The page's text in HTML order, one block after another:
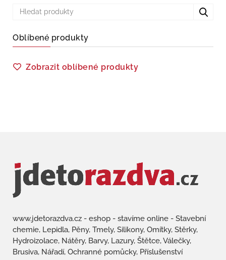
Oblíbené produkty
Zobrazit oblíbené produkty
www.jdetorazdva.cz - eshop - stavíme online - Stavební
chemie, Lepidla, Pěny, Tmely, Silikony, Omítky, Stěrky,
Hydroizolace, Nátěry, Barvy, Lazury, Štětce, Válečky,
Brusiva, Nářadí, Ochranné pomůcky, Příslušenství